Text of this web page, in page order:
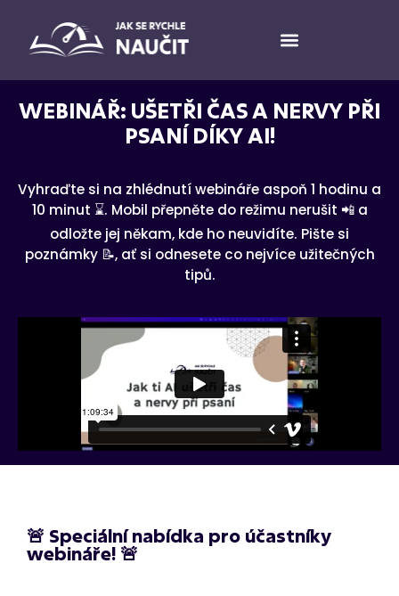
WEBINÁŘ: UŠETŘI ČAS A NERVY PŘI
PSANÍ DÍKY AI!
Vyhraďte si na zhlédnutí webináře aspoň 1 hodinu a
10 minut ⌛️. Mobil přepněte do režimu nerušit 📲 a
odložte jej někam, kde ho neuvidíte. Pište si
poznámky 📝, ať si odnesete co nejvíce užitečných
tipů.
🚨 Speciální nabídka pro účastníky
webináře! 🚨